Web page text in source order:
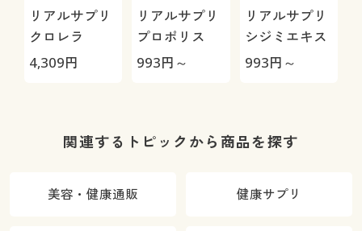
リアルサプリ
クロレラ
4,309円
リアルサプリ
プロポリス
993円～
リアルサプリ
シジミエキス
993円～
関連するトピックから商品を探す
美容・健康通販 健康サプリ